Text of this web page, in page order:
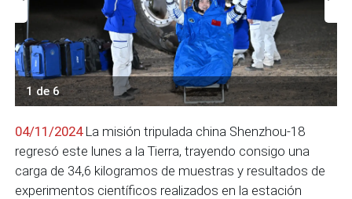
1 de 6
04/11/2024La misión tripulada china Shenzhou-18
regresó este lunes a la Tierra, trayendo consigo una
carga de 34,6 kilogramos de muestras y resultados de
experimentos científicos realizados en la estación